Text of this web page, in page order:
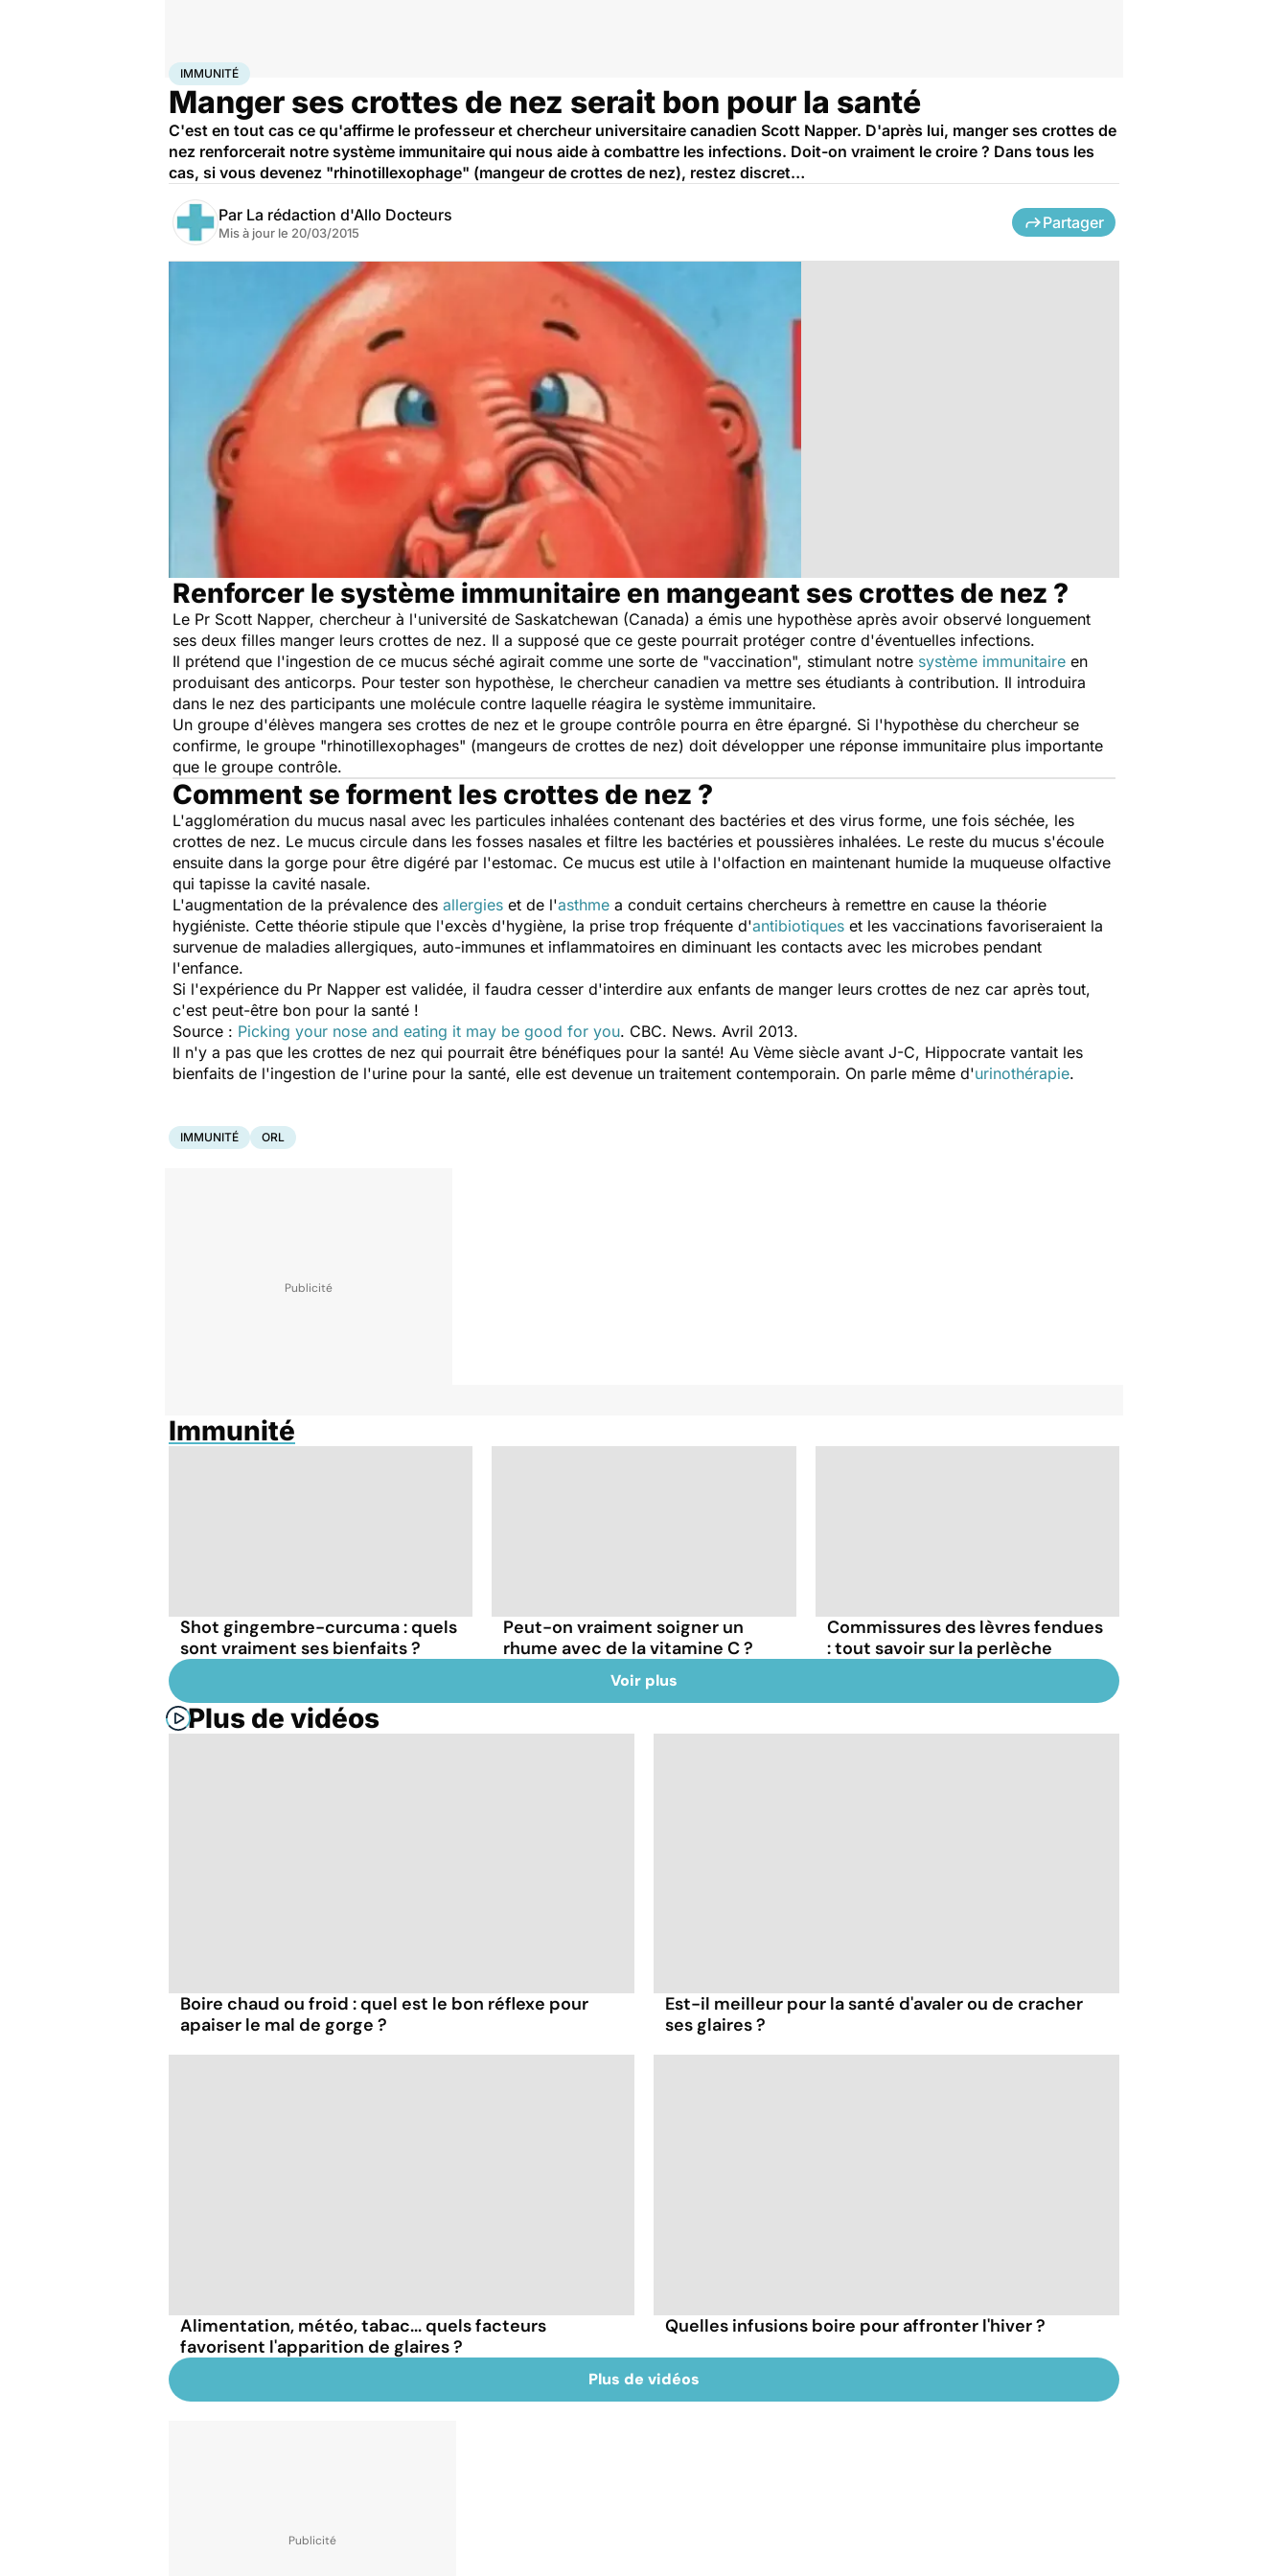
AccueilSanté Maladies
IMMUNITÉ
Manger ses crottes de nez serait bon pour la santé
C'est en tout cas ce qu'affirme le professeur et chercheur universitaire canadien Scott Napper. D'après lui, manger ses crottes de
nez renforcerait notre système immunitaire qui nous aide à combattre les infections. Doit-on vraiment le croire ? Dans tous les
cas, si vous devenez "rhinotillexophage" (mangeur de crottes de nez), restez discret…
Par La rédaction d'Allo Docteurs
Mis à jour le 20/03/2015
Partager
Renforcer le système immunitaire en mangeant ses crottes de nez ?
Le Pr Scott Napper, chercheur à l'université de Saskatchewan (Canada) a émis une hypothèse après avoir observé longuement
ses deux filles manger leurs crottes de nez. Il a supposé que ce geste pourrait protéger contre d'éventuelles infections.
Il prétend que l'ingestion de ce mucus séché agirait comme une sorte de "vaccination", stimulant notre système immunitaire en
produisant des anticorps. Pour tester son hypothèse, le chercheur canadien va mettre ses étudiants à contribution. Il introduira
dans le nez des participants une molécule contre laquelle réagira le système immunitaire.
Un groupe d'élèves mangera ses crottes de nez et le groupe contrôle pourra en être épargné. Si l'hypothèse du chercheur se
confirme, le groupe "rhinotillexophages" (mangeurs de crottes de nez) doit développer une réponse immunitaire plus importante
que le groupe contrôle.
Comment se forment les crottes de nez ?
L'agglomération du mucus nasal avec les particules inhalées contenant des bactéries et des virus forme, une fois séchée, les
crottes de nez. Le mucus circule dans les fosses nasales et filtre les bactéries et poussières inhalées. Le reste du mucus s'écoule
ensuite dans la gorge pour être digéré par l'estomac. Ce mucus est utile à l'olfaction en maintenant humide la muqueuse olfactive
qui tapisse la cavité nasale.
L'augmentation de la prévalence des allergies et de l'asthme a conduit certains chercheurs à remettre en cause la théorie
hygiéniste. Cette théorie stipule que l'excès d'hygiène, la prise trop fréquente d'antibiotiques et les vaccinations favoriseraient la
survenue de maladies allergiques, auto-immunes et inflammatoires en diminuant les contacts avec les microbes pendant
l'enfance.
Si l'expérience du Pr Napper est validée, il faudra cesser d'interdire aux enfants de manger leurs crottes de nez car après tout,
c'est peut-être bon pour la santé !
Source : Picking your nose and eating it may be good for you. CBC. News. Avril 2013.
Il n'y a pas que les crottes de nez qui pourrait être bénéfiques pour la santé! Au Vème siècle avant J-C, Hippocrate vantait les
bienfaits de l'ingestion de l'urine pour la santé, elle est devenue un traitement contemporain. On parle même d'urinothérapie.
IMMUNITÉ ORL
Immunité
Shot gingembre-curcuma : quels
sont vraiment ses bienfaits ?
Peut-on vraiment soigner un
rhume avec de la vitamine C ?
Commissures des lèvres fendues
: tout savoir sur la perlèche
Voir plus
Plus de vidéos
Boire chaud ou froid : quel est le bon réflexe pour
apaiser le mal de gorge ?
Est-il meilleur pour la santé d'avaler ou de cracher
ses glaires ?
Alimentation, météo, tabac... quels facteurs
favorisent l'apparition de glaires ?
Quelles infusions boire pour affronter l'hiver ?
Plus de vidéos